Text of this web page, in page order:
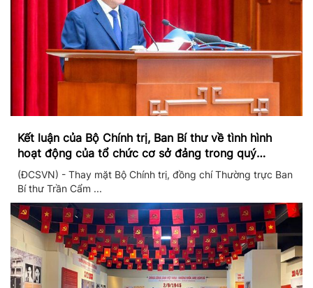
Kết luận của Bộ Chính trị, Ban Bí thư về tình hình
hoạt động của tổ chức cơ sở đảng trong quý
II/2026
(ĐCSVN) - Thay mặt Bộ Chính trị, đồng chí Thường trực Ban
Bí thư Trần Cẩm ...